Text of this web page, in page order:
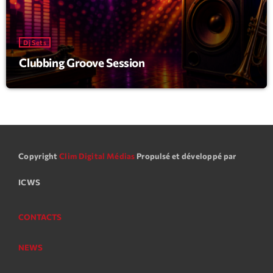
février 2021
mars 2020
Artists
Concerts
Events
Dj Sets
Clubbing Groove Session
Copyright Clim Digital Médias Propulsé et développé par
ICWS
CONTACTS
NEWS